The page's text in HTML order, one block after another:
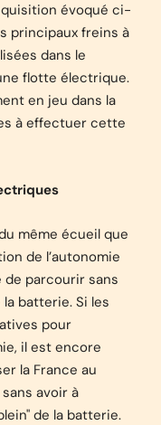
évoqué ci-
principaux freins à
dans le
flotte électrique.
en jeu dans la
à effectuer cette
même écueil que
de l’autonomie
de parcourir sans
batterie. Si les
pour
il est encore
la France au
avoir à
de la batterie.